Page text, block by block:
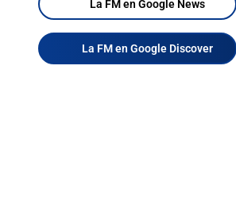
La FM en Google News
La FM en Google Discover